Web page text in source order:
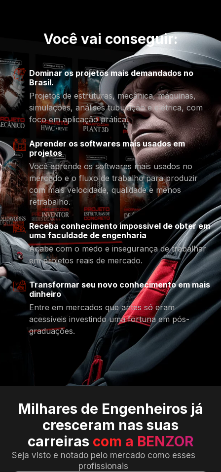
Você vai conseguir:
Dominar os projetos mais demandados no
Brasil.
Projetos de estruturas, mecânica, máquinas,
simulações, análises tubulação e elétrica, com
foco em aplicação prática.
Aprender os softwares mais usados em
projetos
Você aprende os softwares mais usados no
mercado e o fluxo de trabalho para produzir
com mais velocidade, qualidade e menos
retrabalho.
Receba conhecimento impossivel de obter em
uma faculdade de engenharia
Acabe com o medo e insegurança de trabalhar
em projetos reais de mercado.
Transformar seu novo conhecimento em mais
dinheiro
Entre em mercados que antes só eram
acessíveis investindo uma fortuna em pós-
graduações.
Milhares de Engenheiros já
cresceram nas suas
carreiras com a BENZOR
Seja visto e notado pelo mercado como esses
profissionais